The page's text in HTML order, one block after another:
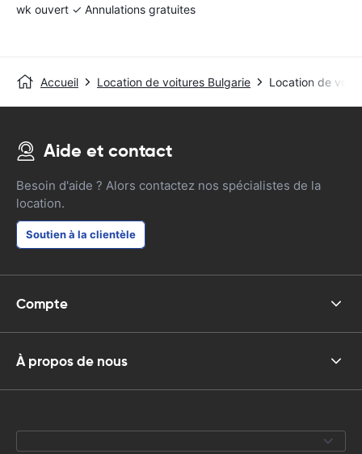
wk ouvert ✓ Annulations gratuites
Accueil Location de voitures Bulgarie Location de
Aide et contact
Besoin d'aide ? Alors contactez nos spécialistes de la
location.
Soutien à la clientèle
Compte
À propos de nous